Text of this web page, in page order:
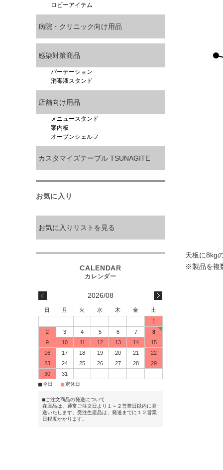
天板に8kg
※製品を複
ロビーアイテム
病院・クリニック向け用品
感染対策商品
パーテーション
消毒液スタンド
店舗向け用品
メニュースタンド
案内板
オープンシェルフ
カスタマイズテーブル TSUNAGITE
お気に入り
お気に入りリストを見る
2026/08
日 月 火 水 木 金
土
1
2
3 4 5 6 7
8
9
10 11 12 13 14
15
16
17 18 19 20 21
22
23
24 25 26 27 28
29
30
31
■今日 ■定休日
■ご注文商品の発送について
在庫品は、通常ご注文日より１～２営業日以内に発
送いたします。受注生産品は、発送までに１２営業
日程度かかります。